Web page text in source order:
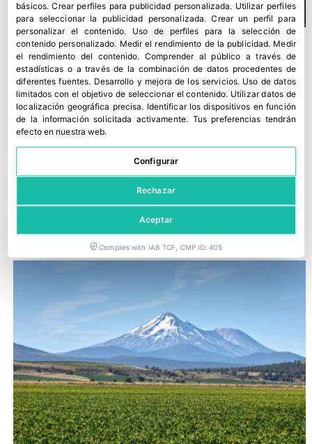
El Genetics Forum Iberia de Planasa celebra su quinta edición,
básicos.Crear perfiles para publicidad personalizada. Utilizar perfiles
para seleccionar la publicidad personalizada.Crear un perfil para
personalizar el contenido. Uso de perfiles para la selección de
contenido personalizado. Medir el rendimiento de la publicidad. Medir
el rendimiento del contenido.Comprender al público a través de
estadísticas o a través de la combinación de datos procedentes de
diferentes fuentes. Desarrollo y mejora de los servicios. Uso de datos
limitados con el objetivo de seleccionar el contenido. Utilizar datos de
localización geográfica precisa. Identificar los dispositivos en función
de la información solicitada activamente. Tus preferencias tendrán
efecto en nuestra web.
Configurar
Rechazar
Aceptar
Complies with IAB TCF, CMP ID: 405